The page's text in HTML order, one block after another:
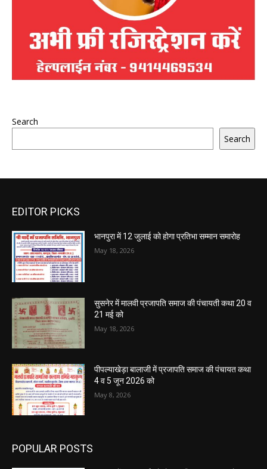
Search
Search
EDITOR PICKS
भानपुरा में 12 जुलाई को होगा प्रतिभा सम्मान समारोह
May 18, 2026
सुसनेर में मालवी प्रजापति समाज की पंचायती कथा 20 व
21 मई को
May 18, 2026
पीपल्याखेड़ा बालाजी में प्रजापति समाज की पंचायत कथा
4 व 5 जून 2026 को
May 8, 2026
POPULAR POSTS